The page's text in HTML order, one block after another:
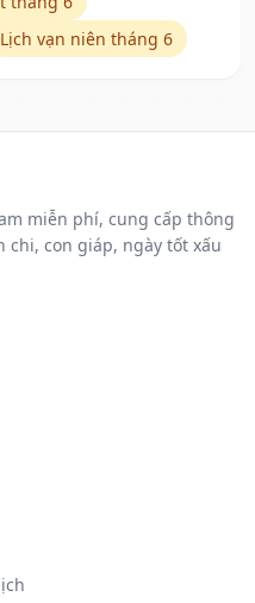
Lịch vạn niên tháng 6
miễn phí, cung cấp thông
chi, con giáp, ngày tốt xấu